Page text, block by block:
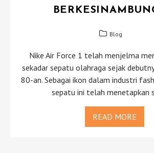
Blog
Nike Air Force 1 telah menjelma
sekadar sepatu olahraga sejak
80-an. Sebagai ikon dalam industri
sepatu ini telah menetapkan
READ MORE